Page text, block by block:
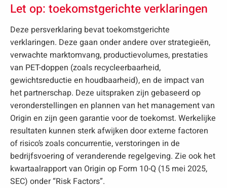
Let op: toekomstgerichte verklaringen
Deze persverklaring bevat toekomstgerichte
verklaringen. Deze gaan onder andere over strategieën,
verwachte marktomvang, productievolumes, prestaties
van PET-doppen (zoals recycleerbaarheid,
gewichtsreductie en houdbaarheid), en de impact van
het partnerschap. Deze uitspraken zijn gebaseerd op
veronderstellingen en plannen van het management van
Origin en zijn geen garantie voor de toekomst. Werkelijke
resultaten kunnen sterk afwijken door externe factoren
of risico’s zoals concurrentie, verstoringen in de
bedrijfsvoering of veranderende regelgeving. Zie ook het
kwartaalrapport van Origin op Form 10-Q (15 mei 2025,
SEC) onder “Risk Factors”.